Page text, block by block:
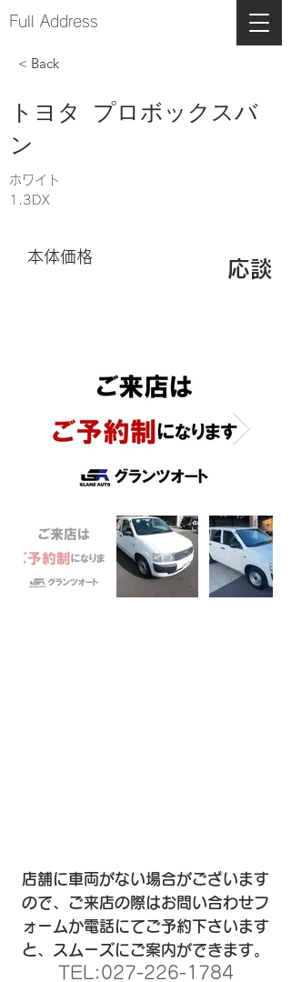
Full Address
< Back
トヨタ プロボックスバ
ン
ホワイト
1.3DX
応談
本体価格
店舗に車両がない場合がございます
ので、ご来店の際はお問い合わせフ
ォームか電話にてご予約下さいます
と、スムーズにご案内ができます。
​TEL: 027-226-1784